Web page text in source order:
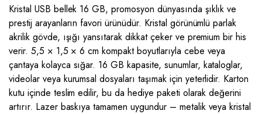
Kristal USB bellek 16 GB, promosyon dünyasında şıklık ve
prestij arayanların favori ürünüdür. Kristal görünümlü parlak
akrilik gövde, ışığı yansıtarak dikkat çeker ve premium bir his
verir. 5,5 × 1,5 × 6 cm kompakt boyutlarıyla cebe veya
çantaya kolayca sığar. 16 GB kapasite, sunumlar, kataloglar,
videolar veya kurumsal dosyaları taşımak için yeterlidir. Karton
kutu içinde teslim edilir, bu da hediye paketi olarak değerini
artırır. Lazer baskıya tamamen uygundur – metalik veya kristal